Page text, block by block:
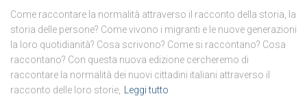
Come raccontare la normalità attraverso il racconto della storia, la
storia delle persone? Come vivono i migranti e le nuove generazioni
la loro quotidianità? Cosa scrivono? Come si raccontano? Cosa
raccontano? Con questa nuova edizione cercheremo di
raccontare la normalità dei nuovi cittadini italiani attraverso il
racconto delle loro storie,
Leggi tutto